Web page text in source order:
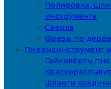
Полировка,
инструмента
Свёрла
Фрезы по
Пневмоинструмент
Гайковёрты
Шланги